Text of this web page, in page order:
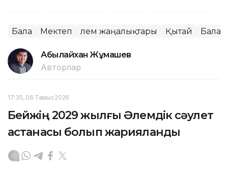
Бала Мектеп Әлем жаңалықтары Қытай
Абылайхан Жұмашев
Авторлар
17:35, 06 Тамыз 2026
Бейжің 2029 жылғы Әлемдік сәулет
астанасы болып жарияланды